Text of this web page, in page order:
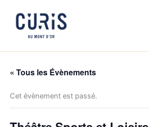
contenu
« Tous les Évènements
Cet évènement est passé.